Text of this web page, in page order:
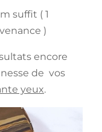
suffit ( 1
)
encore
de vos
yeux.